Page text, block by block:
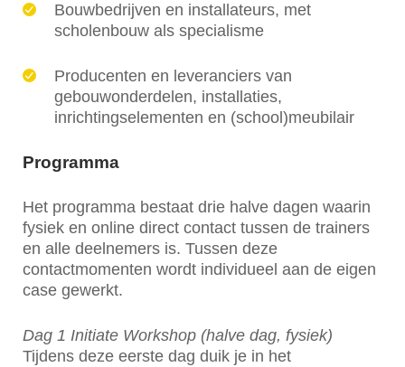
Bouwbedrijven en installateurs, met
scholenbouw als specialisme
Producenten en leveranciers van
gebouwonderdelen, installaties,
inrichtingselementen en (school)meubilair
Programma
Het programma bestaat drie halve dagen waarin
fysiek en online direct contact tussen de trainers
en alle deelnemers is. Tussen deze
contactmomenten wordt individueel aan de eigen
case gewerkt.
Dag 1 Initiate Workshop (halve dag, fysiek)
Tijdens deze eerste dag duik je in het